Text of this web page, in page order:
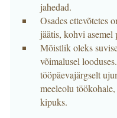
jahedad.
Osades ettevõtetes
jäätis, kohvi asemel
Mõistlik oleks
võimalusel
tööpäevajärgselt
meeleolu
kipuks.